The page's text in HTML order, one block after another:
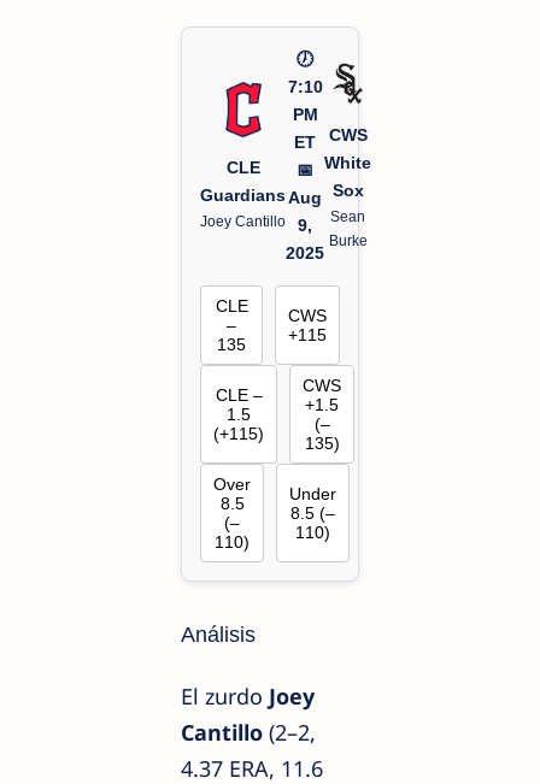
CLE
Guardians
Joey Cantillo
🕖
7:10
PM
ET
📅
Aug
9,
2025
CWS
White
Sox
Sean
Burke
CLE
–
135
CWS
+115
CLE –
1.5
(+115)
CWS
+1.5
(–
135)
Over
8.5
(–
110)
Under
8.5 (–
110)
Análisis
El zurdo Joey
Cantillo (2–2,
4.37 ERA, 11.6